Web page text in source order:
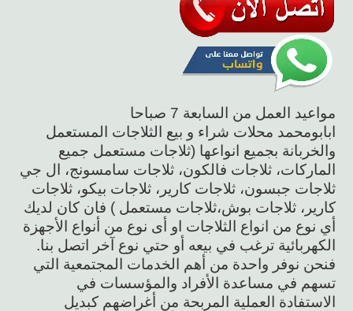
مواعيد العمل من السابعة 7 صباحا
ابابومحمد محلات شراء و بيع الثلاجات المستعمل
والخربانة بجميع انواعها (ثلاجات مستعمل جميع
الماركات، ثلاجات فالكون، ثلاجات سامسونج، ال جي
ثلاجات جبسون، ثلاجات كارير، ثلاجات بيكو، ثلاجات
كارير، ثلاجات بوش،ثلاجات مستعمل ) فان كان لديك
أي نوع من انواع الثلاجات او أى نوع من أنواع الأجهزة
الكهربائية ترغب في بيعه أو حتي نوع آخر اتصل بنا.
فنحن نوفر واحدة من أهم الخدمات المجتمعية التي
تسهم في مساعدة الأفراد والمؤسسات في
الاستفادة العملية المربحة من أغراضهم كبديل